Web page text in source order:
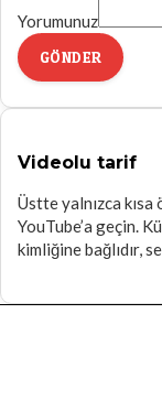
Yorumunuz
GÖNDER
Videolu tarif
Üstte yalnızca
YouTube’a geçin.
kimliğine bağlıdır,